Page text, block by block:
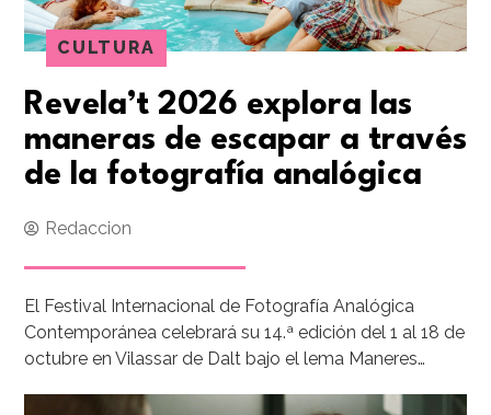
CULTURA
Revela’t 2026 explora las
maneras de escapar a través
de la fotografía analógica
Redaccion
El Festival Internacional de Fotografía Analógica
Contemporánea celebrará su 14.ª edición del 1 al 18 de
octubre en Vilassar de Dalt bajo el lema Maneres…